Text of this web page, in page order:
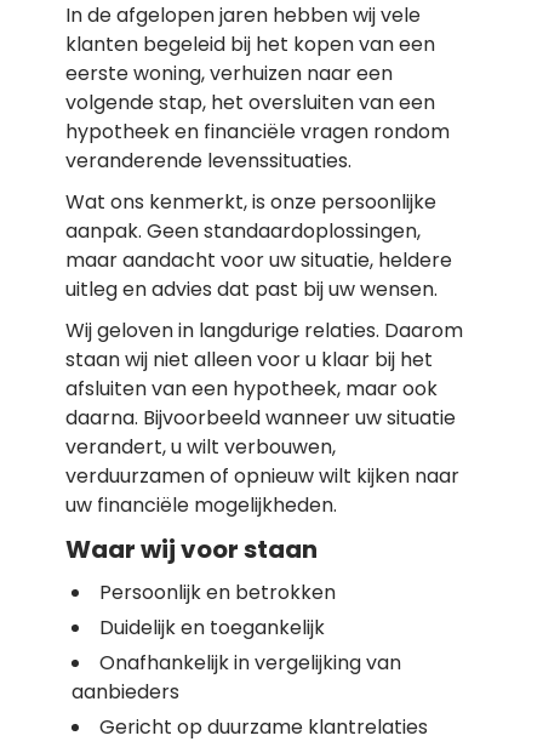
In de afgelopen jaren hebben wij vele
klanten begeleid bij het kopen van een
eerste woning, verhuizen naar een
volgende stap, het oversluiten van een
hypotheek en financiële vragen rondom
veranderende levenssituaties.
Wat ons kenmerkt, is onze persoonlijke
aanpak. Geen standaardoplossingen,
maar aandacht voor uw situatie, heldere
uitleg en advies dat past bij uw wensen.
Wij geloven in langdurige relaties. Daarom
staan wij niet alleen voor u klaar bij het
afsluiten van een hypotheek, maar ook
daarna. Bijvoorbeeld wanneer uw situatie
verandert, u wilt verbouwen,
verduurzamen of opnieuw wilt kijken naar
uw financiële mogelijkheden.
Waar wij voor staan
Persoonlijk en betrokken
Duidelijk en toegankelijk
Onafhankelijk in vergelijking van
aanbieders
Gericht op duurzame klantrelaties